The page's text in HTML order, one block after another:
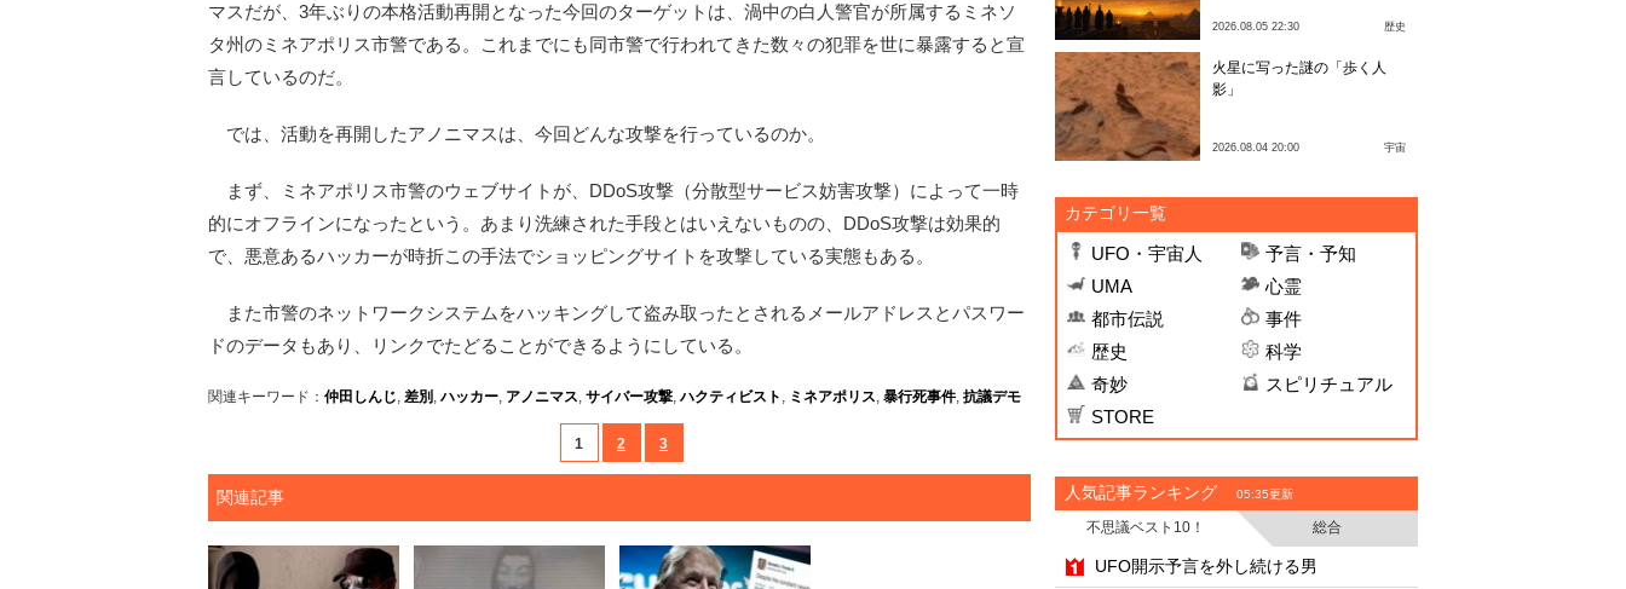
マスだが、3年ぶりの本格活動再開となった今回のターゲットは、渦中の白人警官が所属するミネソ
タ州のミネアポリス市警である。これまでにも同市警で行われてきた数々の犯罪を世に暴露すると宣
言しているのだ。
では、活動を再開したアノニマスは、今回どんな攻撃を行っているのか。
まず、ミネアポリス市警のウェブサイトが、DDoS攻撃（分散型サービス妨害攻撃）によって一時
的にオフラインになったという。あまり洗練された手段とはいえないものの、DDoS攻撃は効果的
で、悪意あるハッカーが時折この手法でショッピングサイトを攻撃している実態もある。
また市警のネットワークシステムをハッキングして盗み取ったとされるメールアドレスとパスワー
ドのデータもあり、リンクでたどることができるようにしている。
関連キーワード： 仲田しんじ, 差別 ,ハッカー, アノニマス, サイバー攻撃,ハクティビスト , ミネアポリス, 暴行死事件, 抗議デモ
1 2 3
関連記事
2026.08.05 22:30 歴史
火星に写った謎の「歩く人
影」
2026.08.04 20:00 宇宙
カテゴリ一覧
UFO・宇宙人
予言・予知
UMA
心霊
都市伝説
事件
歴史
科学
奇妙
スピリチュアル
STORE
人気記事ランキング 05:35更新
不思議ベスト10！
総合
・
UFO開示予言を外し続ける男